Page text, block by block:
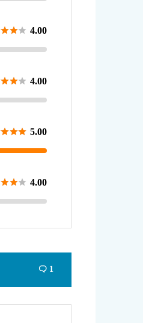
 4.00
 4.00
 5.00
 4.00
 1